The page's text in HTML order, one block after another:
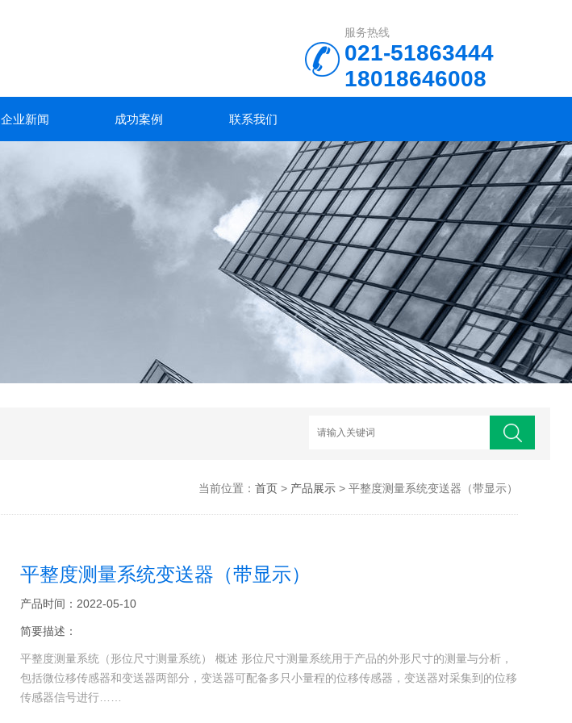
服务热线
021-51863444
18018646008
企业新闻 成功案例 联系我们
当前位置： 首页> 产品展示> 平整度测量系统变送器（带显示）
平整度测量系统变送器（带显示）
产品时间：2022-05-10
简要描述：
平整度测量系统（形位尺寸测量系统） 概述 形位尺寸测量系统用于产品的外形尺寸的测量与分析，
包括微位移传感器和变送器两部分，变送器可配备多只小量程的位移传感器，变送器对采集到的位移
传感器信号进行……